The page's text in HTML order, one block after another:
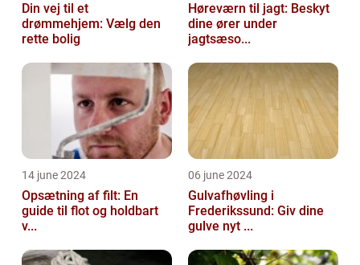
Din vej til et
drømmehjem: Vælg den
rette bolig
Høreværn til jagt: Beskyt
dine ører under
jagtsæso...
14 june 2024
Opsætning af filt: En
guide til flot og holdbart
v...
06 june 2024
Gulvafhøvling i
Frederikssund: Giv dine
gulve nyt ...